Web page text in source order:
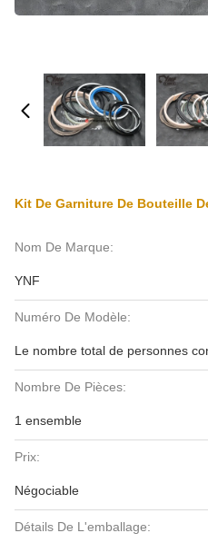
Kit De Garniture De Bouteille
Nom De Marque:
YNF
Numéro De Modèle:
Le nombre total de personnes
Nombre De Pièces:
1 ensemble
Prix:
Négociable
Détails De L'emballage: